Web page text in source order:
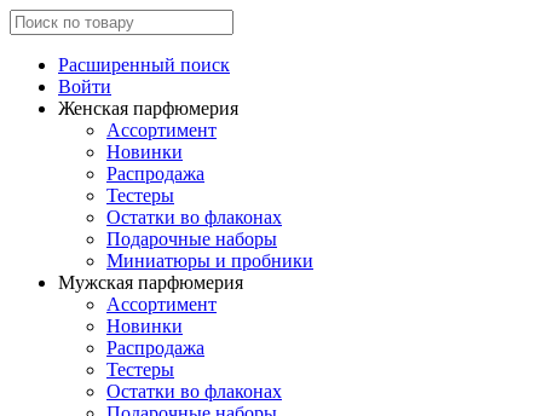
Расширенный поиск
Войти
Женская парфюмерия
Ассортимент
Новинки
Распродажа
Тестеры
Остатки во флаконах
Подарочные наборы
Миниатюры и пробники
Мужская парфюмерия
Ассортимент
Новинки
Распродажа
Тестеры
Остатки во флаконах